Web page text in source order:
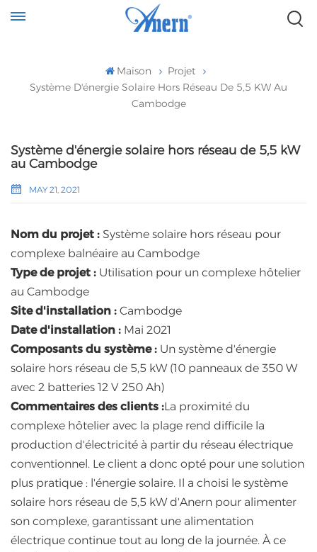
Maison
Projet
Système D'énergie Solaire Hors Réseau De 5,5 KW Au
Cambodge
Système d'énergie solaire hors réseau de 5,5 kW
au Cambodge
MAY 21, 2021
Nom du projet : Système solaire hors réseau pour
complexe balnéaire au Cambodge
Type de projet : Utilisation pour un complexe hôtelier
au Cambodge
Site d'installation : Cambodge
Date d'installation : Mai 2021
Composants du système : Un système d'énergie
solaire hors réseau de 5,5 kW (10 panneaux de 350 W
avec 2 batteries 12 V 250 Ah)
Commentaires des clients :La proximité du
complexe hôtelier avec la plage rend difficile la
production d'électricité à partir du réseau électrique
conventionnel. Le client a donc opté pour une solution
plus pratique : l'énergie solaire. Il a choisi le système
solaire hors réseau de 5,5 kW d'Anern pour alimenter
son complexe, garantissant une alimentation
électrique continue tout au long de la journée. À ce